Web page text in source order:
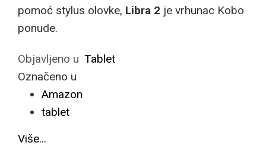
pomoć stylus olovke, Libra 2 je vrhunac Kobo
ponude.
Objavljeno u Tablet
Označeno u
Amazon
tablet
Više...